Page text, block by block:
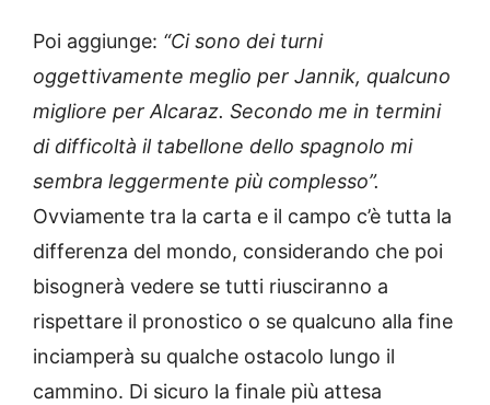
Poi aggiunge: “Ci sono dei turni
oggettivamente meglio per Jannik, qualcuno
migliore per Alcaraz. Secondo me in termini
di difficoltà il tabellone dello spagnolo mi
sembra leggermente più complesso”.
Ovviamente tra la carta e il campo c’è tutta la
differenza del mondo, considerando che poi
bisognerà vedere se tutti riusciranno a
rispettare il pronostico o se qualcuno alla fine
inciamperà su qualche ostacolo lungo il
cammino. Di sicuro la finale più attesa